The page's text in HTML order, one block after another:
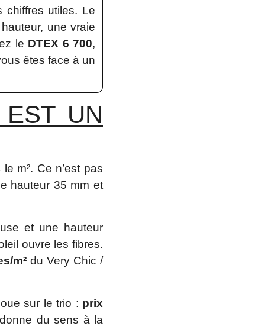
chiffres utiles. Le
une vraie
le DTEX 6 700,
êtes face à un
UN
m². Ce n’est pas
hauteur 35 mm et
et une hauteur
ouvre les fibres.
m² du Very Chic /
sur le trio : prix
du sens à la